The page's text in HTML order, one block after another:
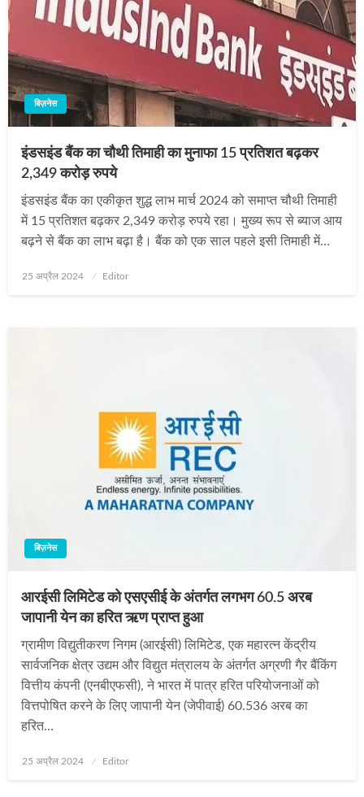
बिज़नेस
इंडसइंड बैंक का चौथी तिमाही का मुनाफा 15 प्रतिशत बढ़कर
2,349 करोड़ रुपये
इंडसइंड बैंक का एकीकृत शुद्ध लाभ मार्च 2024 को समाप्त चौथी तिमाही
में 15 प्रतिशत बढ़कर 2,349 करोड़ रुपये रहा। मुख्य रूप से ब्याज आय
बढ़ने से बैंक का लाभ बढ़ा है। बैंक को एक साल पहले इसी तिमाही में…
Posted
25 अप्रैल 2024 Editor
बिज़नेस
आरईसी लिमिटेड को एसएसीई के अंतर्गत लगभग 60.5 अरब
जापानी येन का हरित ऋण प्राप्त हुआ
ग्रामीण विद्युतीकरण निगम (आरईसी) लिमिटेड, एक महारत्न केंद्रीय
सार्वजनिक क्षेत्र उद्यम और विद्युत मंत्रालय के अंतर्गत अग्रणी गैर बैंकिंग
वित्तीय कंपनी (एनबीएफसी), ने भारत में पात्र हरित परियोजनाओं को
वित्तपोषित करने के लिए जापानी येन (जेपीवाई) 60.536 अरब का
हरित…
Posted
25 अप्रैल 2024 Editor